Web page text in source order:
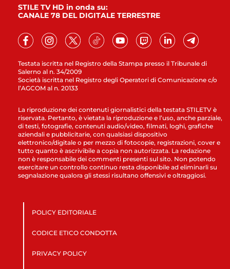
Testata iscritta nel Registro della Stampa presso il Tribunale di
Salerno al n. 34/2009
Società iscritta nel Registro degli Operatori di Comunicazione c/o
l’AGCOM al n. 20133
STILE TV HD in onda su:
CANALE 78 DEL DIGITALE TERRESTRE
La riproduzione dei contenuti giornalistici della testata STILETV è
riservata. Pertanto, è vietata la riproduzione e l’uso, anche parziale,
di testi, fotografie, contenuti audio/video, filmati, loghi, grafiche
aziendali e pubblicitarie, con qualsiasi dispositivo
elettronico/digitale o per mezzo di fotocopie, registrazioni, cover e
tutto quanto è ascrivibile a copia non autorizzata. La redazione
non è responsabile dei commenti presenti sul sito. Non potendo
esercitare un controllo continuo resta disponibile ad eliminarli su
segnalazione qualora gli stessi risultano offensivi e oltraggiosi.
POLICY EDITORIALE
CODICE ETICO CONDOTTA
PRIVACY POLICY